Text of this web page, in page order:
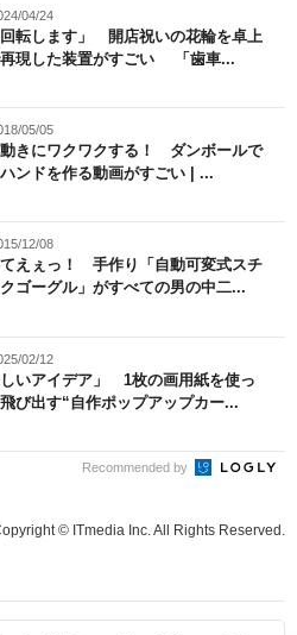
04/24
回転します」 開店祝いの花輪を卓上
現した装置がすごい 「歯車...
05/05
動きにワクワクする！ ダンボールで
ンドを作る動画がすごい | ...
12/08
えぇっ！ 手作り「自動可変式スチ
ゴーグル」がすべての男の中二...
02/12
しいアイデア」 1枚の画用紙を使っ
出す“自作ポップアップカー...
Recommended by
© ITmedia Inc. All Rights Reserved.